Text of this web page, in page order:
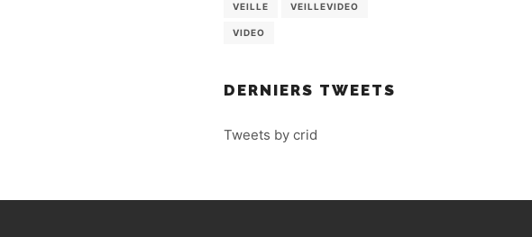
VEILLE VEILLEVIDEO
VIDEO
DERNIERS TWEETS
Tweets by crid